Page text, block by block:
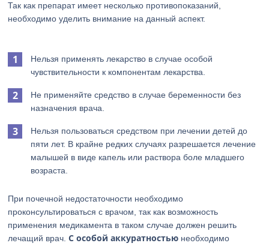
Так как препарат имеет несколько противопоказаний,
необходимо уделить внимание на данный аспект.
Нельзя применять лекарство в случае особой
чувствительности к компонентам лекарства.
Не применяйте средство в случае беременности без
назначения врача.
Нельзя пользоваться средством при лечении детей до
пяти лет. В крайне редких случаях разрешается лечение
малышей в виде капель или раствора боле младшего
возраста.
При почечной недостаточности необходимо
проконсультироваться с врачом, так как возможность
применения медикамента в таком случае должен решить
лечащий врач.С особой аккуратностью необходимо